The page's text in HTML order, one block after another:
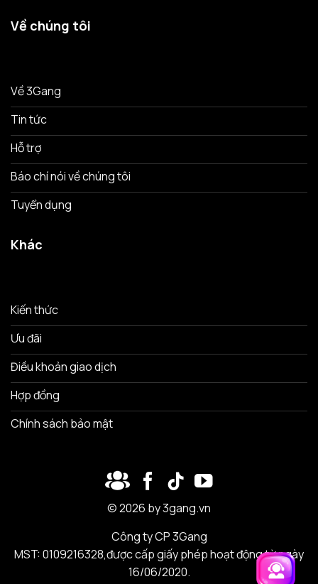
Về chúng tôi
Về 3Gang
Tin tức
Hỗ trợ
Báo chí nói về chúng tôi
Tuyển dụng
Khác
Kiến thức
Ưu đãi
Điều khoản giao dịch
Hợp đồng
Chính sách bảo mật
© 2026 by 3gang.vn
Công ty CP 3Gang
MST: 0109216328,được cấp giấy phép hoạt động từ ngày
16/06/2020.